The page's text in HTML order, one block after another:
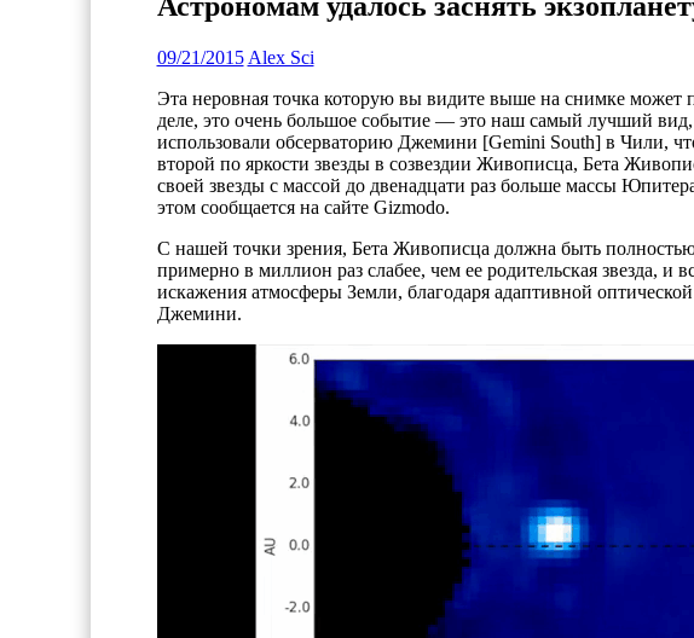
09/21/2015 Alex Sci
Эта неровная точка которую вы видите выше на снимке может
деле, это очень большое событие — это наш самый лучший
использовали обсерваторию Джемини [Gemini South] в Чили,
второй по яркости звезды в созвездии Живописца, Бета
своей звезды с массой до двенадцати раз больше массы
этом сообщается на сайте Gizmodo.
С нашей точки зрения, Бета Живописца должна быть
примерно в миллион раз слабее, чем ее родительская звезда, и
искажения атмосферы Земли, благодаря адаптивной
Джемини.